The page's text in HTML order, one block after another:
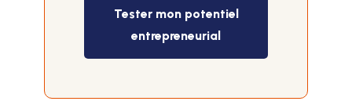
Tester mon potentiel
entrepreneurial